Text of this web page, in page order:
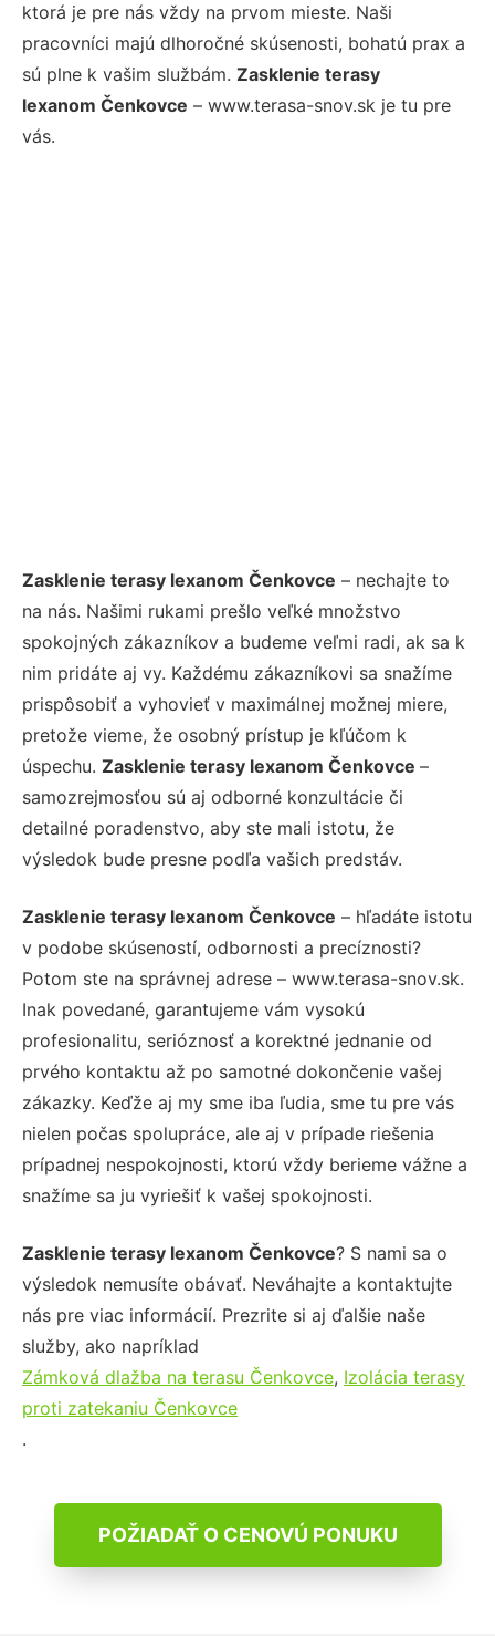
ktorá je pre nás vždy na prvom mieste. Naši
pracovníci majú dlhoročné skúsenosti, bohatú prax a
sú plne k vašim službám. Zasklenie terasy
lexanom Čenkovce – www.terasa-snov.sk je tu pre
vás.
Zasklenie terasy lexanom Čenkovce – nechajte to
na nás. Našimi rukami prešlo veľké množstvo
spokojných zákazníkov a budeme veľmi radi, ak sa k
nim pridáte aj vy. Každému zákazníkovi sa snažíme
prispôsobiť a vyhovieť v maximálnej možnej miere,
pretože vieme, že osobný prístup je kľúčom k
úspechu. Zasklenie terasy lexanom Čenkovce –
samozrejmosťou sú aj odborné konzultácie či
detailné poradenstvo, aby ste mali istotu, že
výsledok bude presne podľa vašich predstáv.
Zasklenie terasy lexanom Čenkovce – hľadáte istotu
v podobe skúseností, odbornosti a precíznosti?
Potom ste na správnej adrese – www.terasa-snov.sk.
Inak povedané, garantujeme vám vysokú
profesionalitu, serióznosť a korektné jednanie od
prvého kontaktu až po samotné dokončenie vašej
zákazky. Keďže aj my sme iba ľudia, sme tu pre vás
nielen počas spolupráce, ale aj v prípade riešenia
prípadnej nespokojnosti, ktorú vždy berieme vážne a
snažíme sa ju vyriešiť k vašej spokojnosti.
Zasklenie terasy lexanom Čenkovce? S nami sa o
výsledok nemusíte obávať. Neváhajte a kontaktujte
nás pre viac informácií. Prezrite si aj ďalšie naše
služby, ako napríklad
Zámková dlažba na terasu Čenkovce, Izolácia terasy
proti zatekaniu Čenkovce
.
POŽIADAŤ O CENOVÚ PONUKU